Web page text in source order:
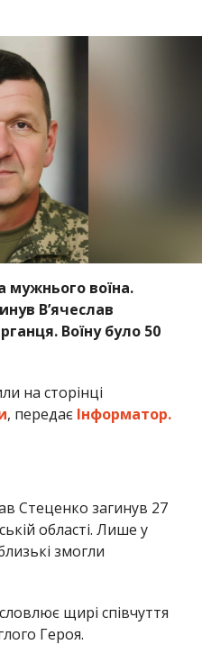
мужнього воїна.
В’ячеслав
Воїну було 50
на сторінці
, передає Інформатор.
Стеценко загинув 27
області. Лише у
змогли
щирі співчуття
Героя.